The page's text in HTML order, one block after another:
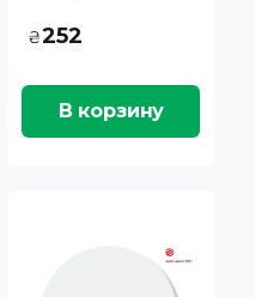
₴252
В корзину